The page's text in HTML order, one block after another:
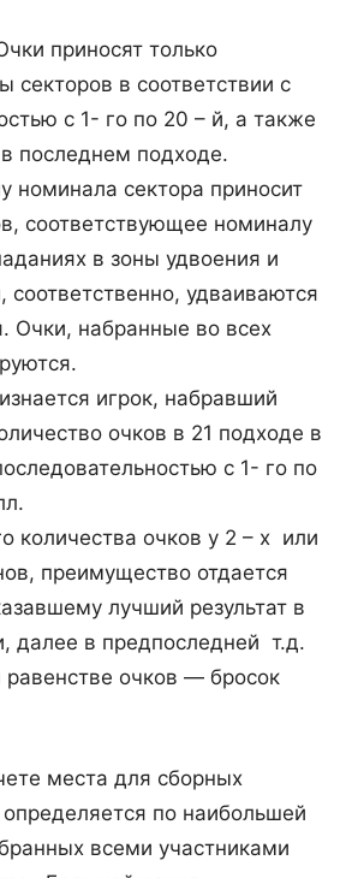
приносят только
секторов в соответствии с
с 1- го по 20 – й, а также
последнем подходе.
номинала сектора приносит
соответствующее номиналу
в зоны удвоения и
соответственно, удваиваются
Очки, набранные во всех
игрок, набравший
очков в 21 подходе в
с 1- го по
количества очков у 2 – х или
преимущество отдается
лучший результат в
далее в предпоследней т.д.
очков — бросок
места для сборных
по наибольшей
всеми участниками